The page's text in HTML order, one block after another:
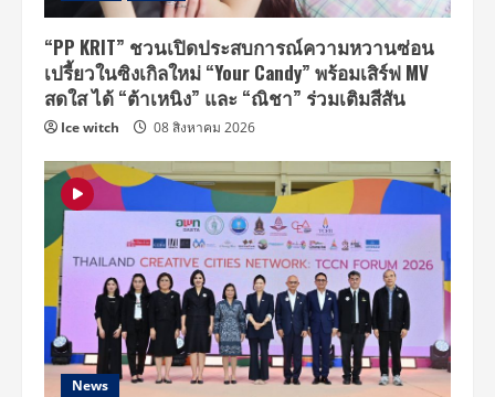
“PP KRIT” ชวนเปิดประสบการณ์ความหวานซ่อน
เปรี้ยวในซิงเกิลใหม่ “Your Candy” พร้อมเสิร์ฟ MV
สดใส ได้ “ต้าเหนิง” และ “ณิชา” ร่วมเติมสีสัน
Ice witch 08 สิงหาคม 2026
News